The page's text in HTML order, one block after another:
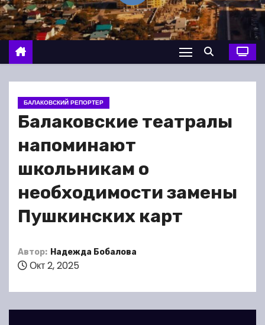
о
м
у
БАЛАКОВСКИЙ РЕПОРТЕР
Балаковские театралы
напоминают
школьникам о
необходимости замены
Пушкинских карт
Автор: Надежда Бобалова
Окт 2, 2025